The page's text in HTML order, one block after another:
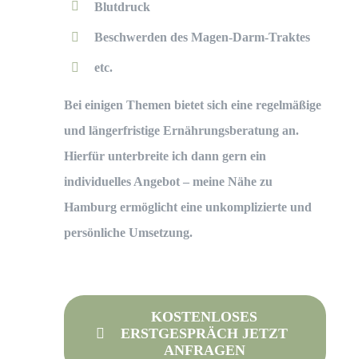
Blutdruck
Beschwerden des Magen-Darm-Traktes
etc.
Bei einigen Themen bietet sich eine regelmäßige
und längerfristige Ernährungsberatung an.
Hierfür unterbreite ich dann gern ein
individuelles Angebot – meine Nähe zu
Hamburg ermöglicht eine unkomplizierte und
persönliche Umsetzung.
KOSTENLOSES
ERSTGESPRÄCH JETZT
ANFRAGEN